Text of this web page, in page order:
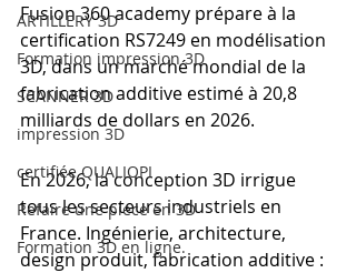
ARTILLERY 3D
Formation impression 3D
SCANNER 3D
impression 3D
certifiée QUALIOPI
Refaire une piece en 3D
Formation 3D en ligne.
Fusion 360 academy prépare à la
certification RS7249 en modélisation
3D, dans un marché mondial de la
fabrication additive estimé à 20,8
milliards de dollars en 2026.
En 2026, la conception 3D irrigue
tous les secteurs industriels en
France. Ingénierie, architecture,
design produit, fabrication additive :